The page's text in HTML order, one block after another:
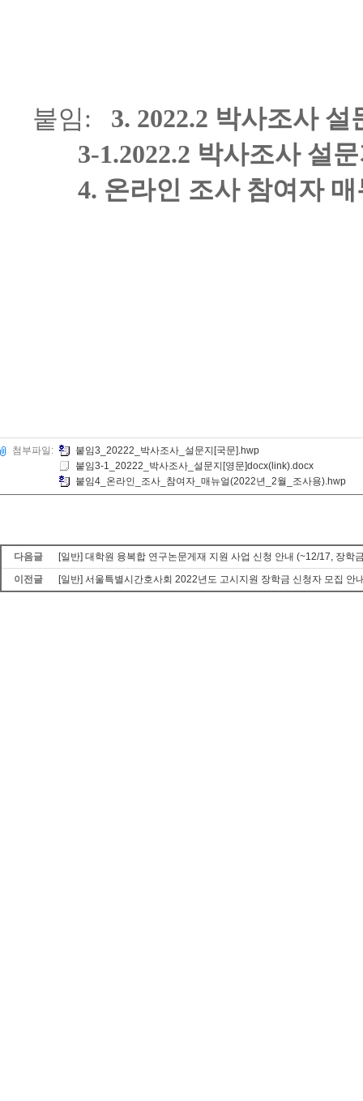
붙임: 3. 2022.2 박사조사
3-1.2022.2 박사조사 설
4. 온라인 조사 참여자 매
첨부파일:
붙임3_20222_박사조사_설문지[국문].hwp
붙임3-1_20222_박사조사_설문지[영문]docx(link).docx
붙임4_온라인_조사_참여자_매뉴얼(2022년_2월_조사용).hwp
다음글
[일반] 대학원 융복합 연구논문게재 지원 사업 신청 안내 (~12/17, 장학
이전글
[일반] 서울특별시간호사회 2022년도 고시지원 장학금 신청자 모집 안